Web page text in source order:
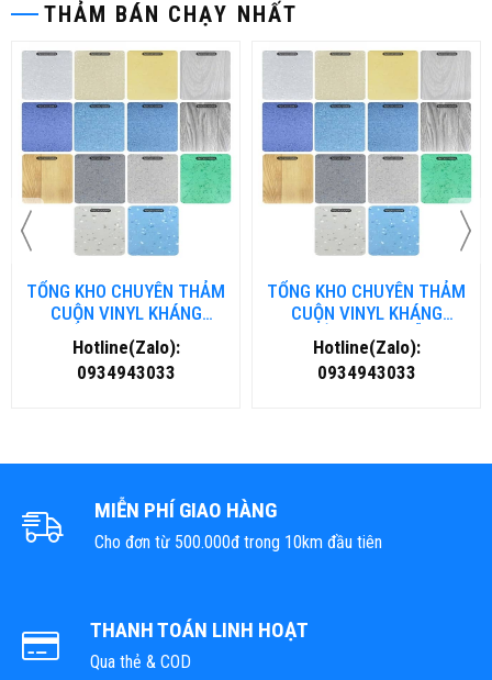
THẢM BÁN CHẠY NHẤT
TỔNG KHO CHUYÊN THẢM
CUỘN VINYL KHÁNG
KHUẨN TẠI NHA TRANG
Hotline(Zalo):
0934943033
TỔNG KHO CHUYÊN THẢM
CUỘN VINYL KHÁNG
KHUẨN TẠI ĐÀ NẴNG
Hotline(Zalo):
0934943033
MIỄN PHÍ GIAO HÀNG
Cho đơn từ 500.000đ trong 10km đầu tiên
THANH TOÁN LINH HOẠT
Qua thẻ & COD